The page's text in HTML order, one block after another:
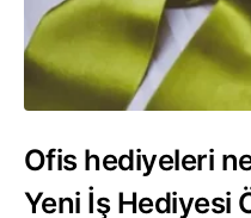
Ofis hediyeleri
Yeni İş Hediyesi